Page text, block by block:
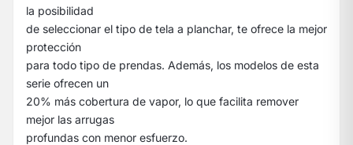
la posibilidad
de seleccionar el tipo de tela a planchar, te ofrece la mejor
protección
para todo tipo de prendas. Además, los modelos de esta
serie ofrecen un
20% más cobertura de vapor, lo que facilita remover
mejor las arrugas
profundas con menor esfuerzo.